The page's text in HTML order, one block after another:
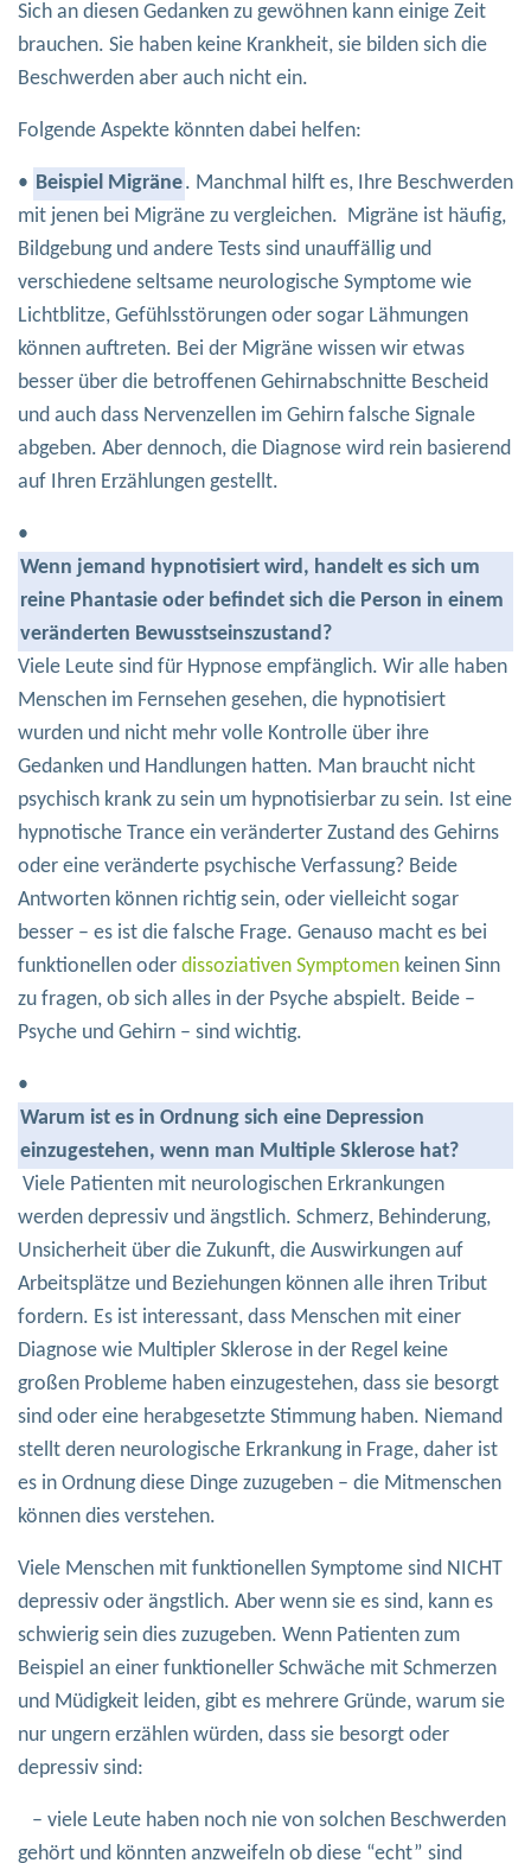
Sich an diesen Gedanken zu gewöhnen kann einige Zeit
brauchen. Sie haben keine Krankheit, sie bilden sich die
Beschwerden aber auch nicht ein.
Folgende Aspekte könnten dabei helfen:
• Beispiel Migräne. Manchmal hilft es, Ihre Beschwerden
mit jenen bei Migräne zu vergleichen. Migräne ist häufig,
Bildgebung und andere Tests sind unauffällig und
verschiedene seltsame neurologische Symptome wie
Lichtblitze, Gefühlsstörungen oder sogar Lähmungen
können auftreten. Bei der Migräne wissen wir etwas
besser über die betroffenen Gehirnabschnitte Bescheid
und auch dass Nervenzellen im Gehirn falsche Signale
abgeben. Aber dennoch, die Diagnose wird rein basierend
auf Ihren Erzählungen gestellt.
•
Wenn jemand hypnotisiert wird, handelt es sich um
reine Phantasie oder befindet sich die Person in einem
veränderten Bewusstseinszustand?
Viele Leute sind für Hypnose empfänglich. Wir alle haben
Menschen im Fernsehen gesehen, die hypnotisiert
wurden und nicht mehr volle Kontrolle über ihre
Gedanken und Handlungen hatten. Man braucht nicht
psychisch krank zu sein um hypnotisierbar zu sein. Ist eine
hypnotische Trance ein veränderter Zustand des Gehirns
oder eine veränderte psychische Verfassung? Beide
Antworten können richtig sein, oder vielleicht sogar
besser – es ist die falsche Frage. Genauso macht es bei
funktionellen oder dissoziativen Symptomen keinen Sinn
zu fragen, ob sich alles in der Psyche abspielt. Beide –
Psyche und Gehirn – sind wichtig.
•
Warum ist es in Ordnung sich eine Depression
einzugestehen, wenn man Multiple Sklerose hat?
Viele Patienten mit neurologischen Erkrankungen
werden depressiv und ängstlich. Schmerz, Behinderung,
Unsicherheit über die Zukunft, die Auswirkungen auf
Arbeitsplätze und Beziehungen können alle ihren Tribut
fordern. Es ist interessant, dass Menschen mit einer
Diagnose wie Multipler Sklerose in der Regel keine
großen Probleme haben einzugestehen, dass sie besorgt
sind oder eine herabgesetzte Stimmung haben. Niemand
stellt deren neurologische Erkrankung in Frage, daher ist
es in Ordnung diese Dinge zuzugeben – die Mitmenschen
können dies verstehen.
Viele Menschen mit funktionellen Symptome sind NICHT
depressiv oder ängstlich. Aber wenn sie es sind, kann es
schwierig sein dies zuzugeben. Wenn Patienten zum
Beispiel an einer funktioneller Schwäche mit Schmerzen
und Müdigkeit leiden, gibt es mehrere Gründe, warum sie
nur ungern erzählen würden, dass sie besorgt oder
depressiv sind:
– viele Leute haben noch nie von solchen Beschwerden
gehört und könnten anzweifeln ob diese “echt” sind